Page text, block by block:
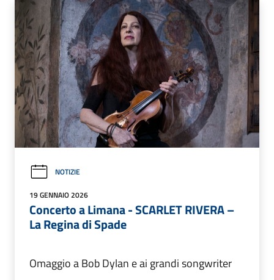
NOTIZIE
19 GENNAIO 2026
Concerto a Limana - SCARLET RIVERA –
La Regina di Spade
Omaggio a Bob Dylan e ai grandi songwriter